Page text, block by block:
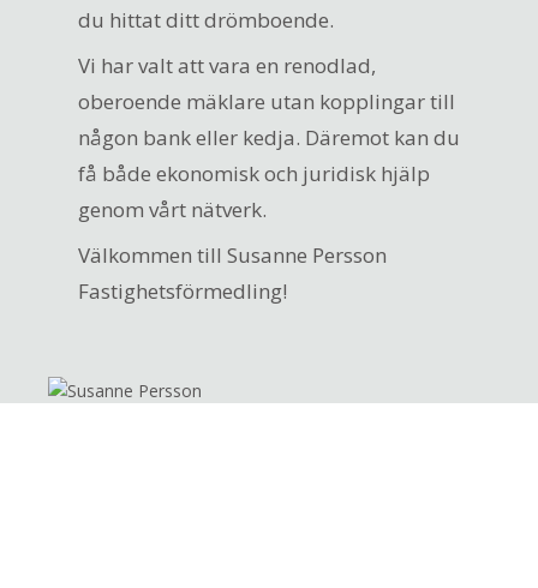
du hittat ditt drömboende.
Vi har valt att vara en renodlad,
oberoende mäklare utan kopplingar till
någon bank eller kedja. Däremot kan du
få både ekonomisk och juridisk hjälp
genom vårt nätverk.
Välkommen till Susanne Persson
Fastighetsförmedling!